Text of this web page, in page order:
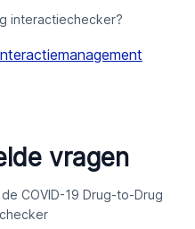
interactiechecker?
vragen
COVID-19 Drug-to-Drug